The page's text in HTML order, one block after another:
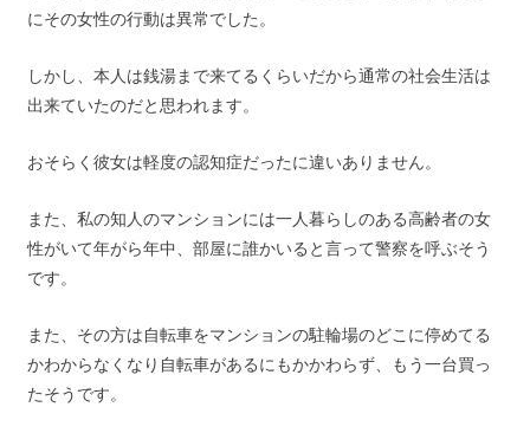
にその女性の行動は異常でした。
しかし、本人は銭湯まで来てるくらいだから通常の社会生活は
出来ていたのだと思われます。
おそらく彼女は軽度の認知症だったに違いありません。
また、私の知人のマンションには一人暮らしのある高齢者の女
性がいて年がら年中、部屋に誰かいると言って警察を呼ぶそう
です。
また、その方は自転車をマンションの駐輪場のどこに停めてる
かわからなくなり自転車があるにもかかわらず、もう一台買っ
たそうです。